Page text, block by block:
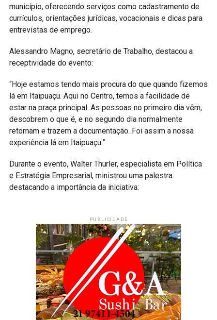
município, oferecendo serviços como cadastramento de
currículos, orientações jurídicas, vocacionais e dicas para
entrevistas de emprego.
Alessandro Magno, secretário de Trabalho, destacou a
receptividade do evento:
“Hoje estamos tendo mais procura do que quando fizemos
lá em Itaipuaçu. Aqui no Centro, temos a facilidade de
estar na praça principal. As pessoas no primeiro dia vêm,
descobrem o que é, e no segundo dia normalmente
retornam e trazem a documentação. Foi assim a nossa
experiência lá em Itaipuaçu.”
Durante o evento, Walter Thurler, especialista em Política
e Estratégia Empresarial, ministrou uma palestra
destacando a importância da iniciativa:
PUBLICIDADE